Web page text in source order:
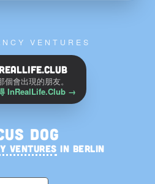
VENTURES
個會出現的朋友。
InRealLife.Club →
Dog
VENTURES IN BERLIN